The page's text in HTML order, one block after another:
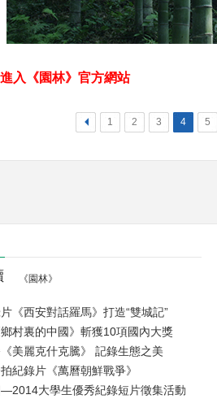
入《園林》官方網站
< 1 2 3 4 5
《園林》
《西安對話羅馬》打造“雙城記”
村裏的中國》斬獲10項國內大獎
美麗克什克騰》 記錄生態之美
紀錄片《萬曆朝鮮戰爭》
大學生優秀紀錄短片徵集活動